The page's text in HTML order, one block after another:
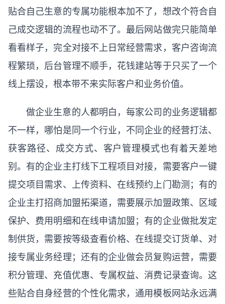
贴合自己生意的专属功能根本加不了，想改个符合自
己成交逻辑的流程也动不了。最后网站做完只能简单
看看样子，完全对接不上日常经营需求，客户咨询流
程繁琐，后台管理不顺手，花钱建站等于只买了一个
线上摆设，根本带不来实际客户和业务价值。
做企业生意的人都明白，每家公司的业务逻辑都
不一样，哪怕是同一个行业，不同企业的经营打法、
获客路径、成交方式、客户管理模式也有着天差地
别。有的企业主打线下工程项目对接，需要客户一键
提交项目需求、上传资料、在线预约上门勘测；有的
企业主打招商加盟拓渠道，需要展示加盟政策、区域
保护、费用明细和在线申请加盟；有的企业做批发定
制供货，需要按等级查看价格、在线提交订货单、对
接专属业务经理；还有的企业做会员复购运营，需要
积分管理、充值优惠、专属权益、消费记录查询。这
些贴合自身经营的个性化需求，通用模板网站永远满